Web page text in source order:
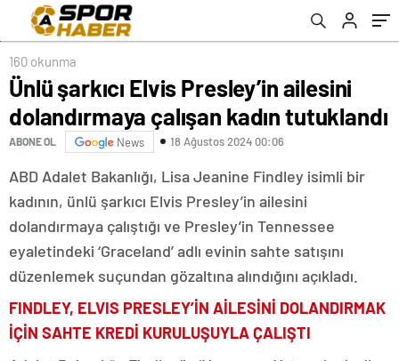
160 okunma
Ünlü şarkıcı Elvis Presley’in ailesini
dolandırmaya çalışan kadın tutuklandı
ABONE OL News 18 Ağustos 2024 00:06
ABD Adalet Bakanlığı, Lisa Jeanine Findley isimli bir
kadının, ünlü şarkıcı Elvis Presley’in ailesini
dolandırmaya çalıştığı ve Presley’in Tennessee
eyaletindeki ‘Graceland’ adlı evinin sahte satışını
düzenlemek suçundan gözaltına alındığını açıkladı.
FINDLEY, ELVIS PRESLEY’İN AİLESİNİ DOLANDIRMAK
İÇİN SAHTE KREDİ KURULUŞUYLA ÇALIŞTI